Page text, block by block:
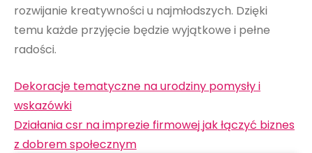
rozwijanie kreatywności u najmłodszych. Dzięki
temu każde przyjęcie będzie wyjątkowe i pełne
radości.
Nawigacja
wpisu
Dekoracje tematyczne na urodziny pomysły i
wskazówki
Działania csr na imprezie firmowej jak łączyć biznes
z dobrem społecznym